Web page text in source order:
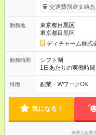
給与は本採用時と同
交通費別途支給あ
勤務地
東京都目黒区
東京都目黒区
ディチャーム株式
勤務時間
シフト制
1日あたりの実働時
方 （シフト例） 9:00～16:40（休憩1時間含む） ご希望に合わせ
て勤務終了時間はご
特徴 副業・WワークOK
気になる！
掲載元企業